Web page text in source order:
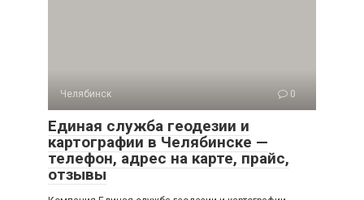
Челябинск 0
Единая служба геодезии и
картографии в Челябинске —
телефон, адрес на карте, прайс,
отзывы